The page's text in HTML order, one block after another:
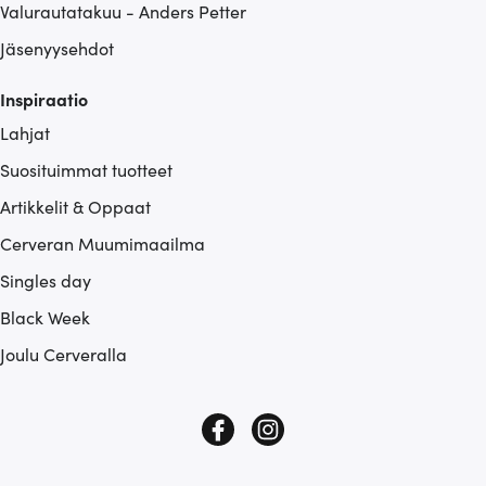
Valurautatakuu - Anders Petter
Jäsenyysehdot
Inspiraatio
Lahjat
Suosituimmat tuotteet
Artikkelit & Oppaat
Cerveran Muumimaailma
Singles day
Black Week
Joulu Cerveralla